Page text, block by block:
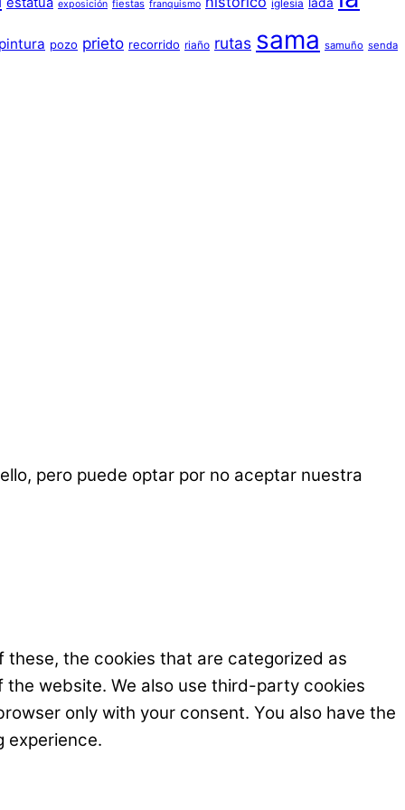
exposición fiestas franquismo iglesia lada
pozo prieto recorrido riaño rutas sama samuño senda
pero puede optar por no aceptar nuestra
the cookies that are categorized as
website. We also use third-party cookies
only with your consent. You also have the
experience.